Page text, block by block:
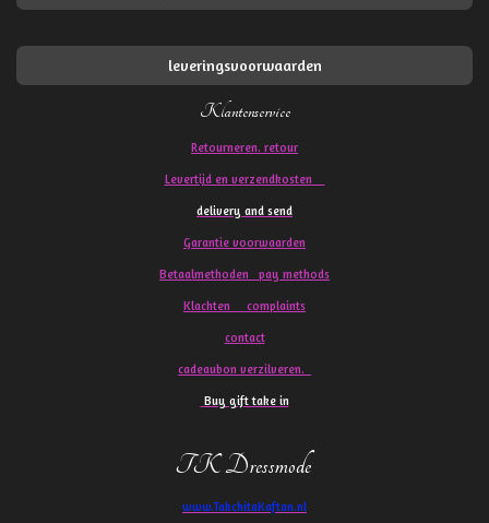
leveringsvoorwaarden
Klantenservice
Retourneren. retour
Levertijd en verzendkosten
delivery and send
Garantie voorwaarden
Betaalmethoden pay methods
Klachten complaints
contact
cadeaubon verzilveren.
Buy gift take in
TK Dressmode
www.TakchitaKaftan.nl